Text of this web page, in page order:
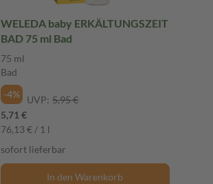
WELEDA baby ERKÄLTUNGSZEIT
BAD 75 ml Bad
75 ml
Bad
-4%
UVP: 5,95 €
5,71 €
76,13 € / 1 l
sofort lieferbar
In den Warenkorb